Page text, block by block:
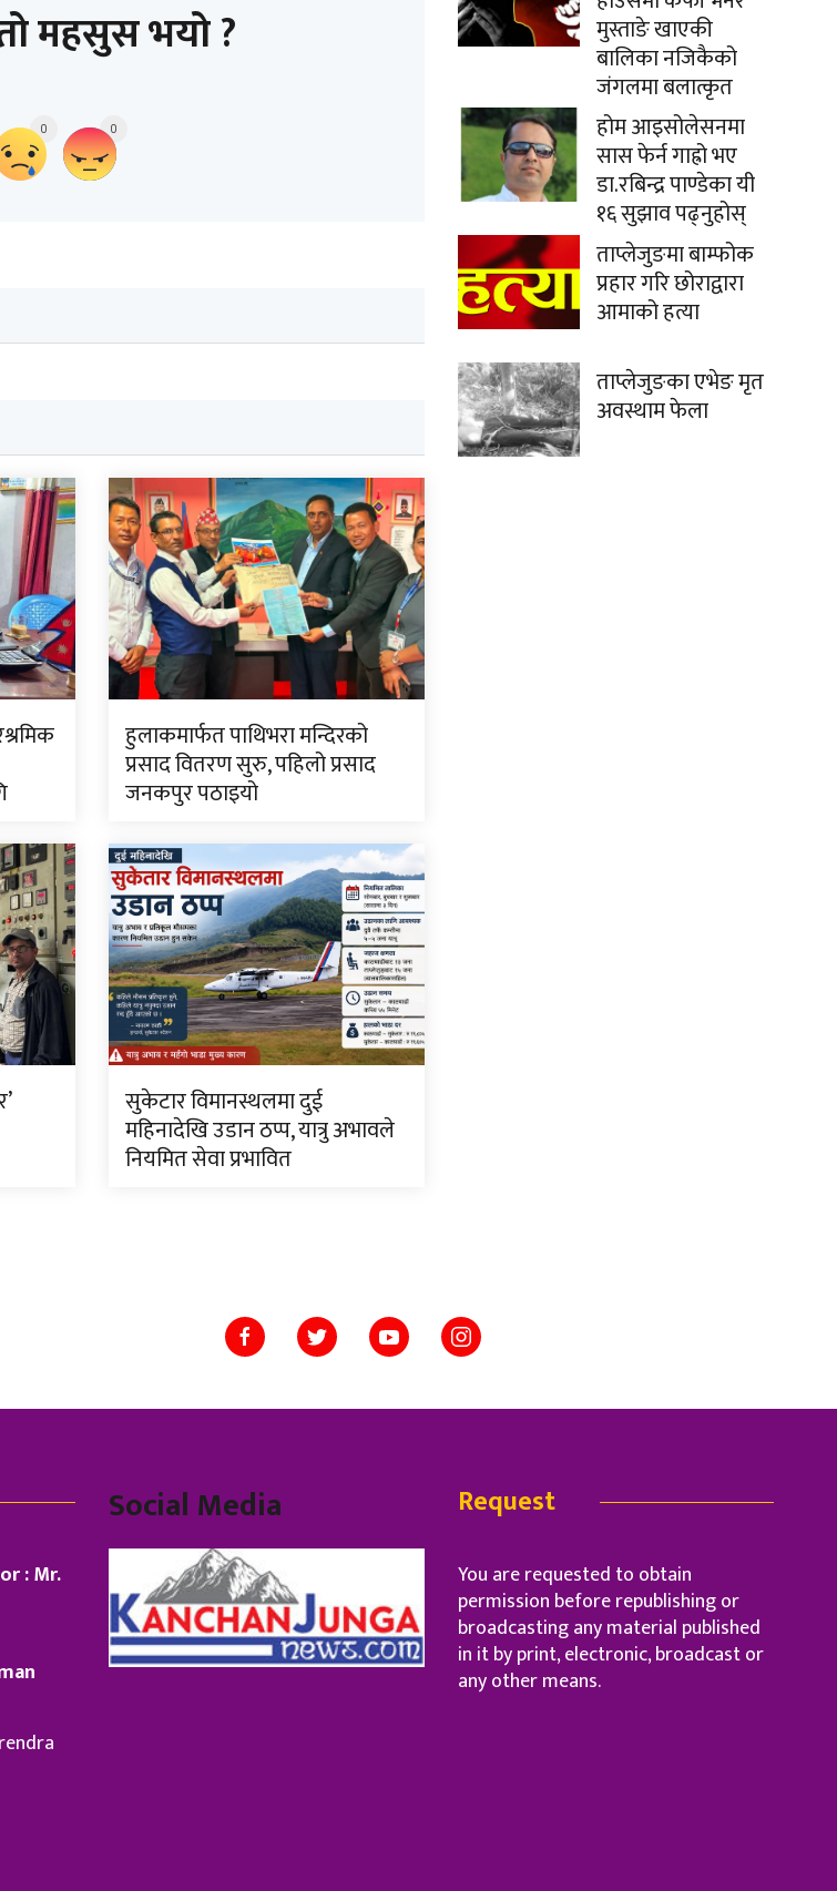
महसुस भयो ?
0 0
हुलाकमार्फत पाथिभरा मन्दिरको
प्रसाद वितरण सुरु, पहिलो प्रसाद
जनकपुर पठाइयो
सुकेटार विमानस्थलमा दुई
महिनादेखि उडान ठप्प, यात्रु अभावले
नियमित सेवा प्रभावित
मुस्ताङे खाएकी
बालिका नजिकैको
जंगलमा बलात्कृत
होम आइसोलेसनमा
सास फेर्न गाह्रो भए
डा.रबिन्द्र पाण्डेका यी
१६ सुझाव पढ्नुहोस्
ताप्लेजुङमा बाम्फोक
प्रहार गरि छोराद्वारा
आमाको हत्या
ताप्लेजुङका एभेङ मृत
अवस्थाम फेला
: Mr.
Social Media Request
You are requested to obtain
permission before republishing or
broadcasting any material published
in it by print, electronic, broadcast or
any other means.